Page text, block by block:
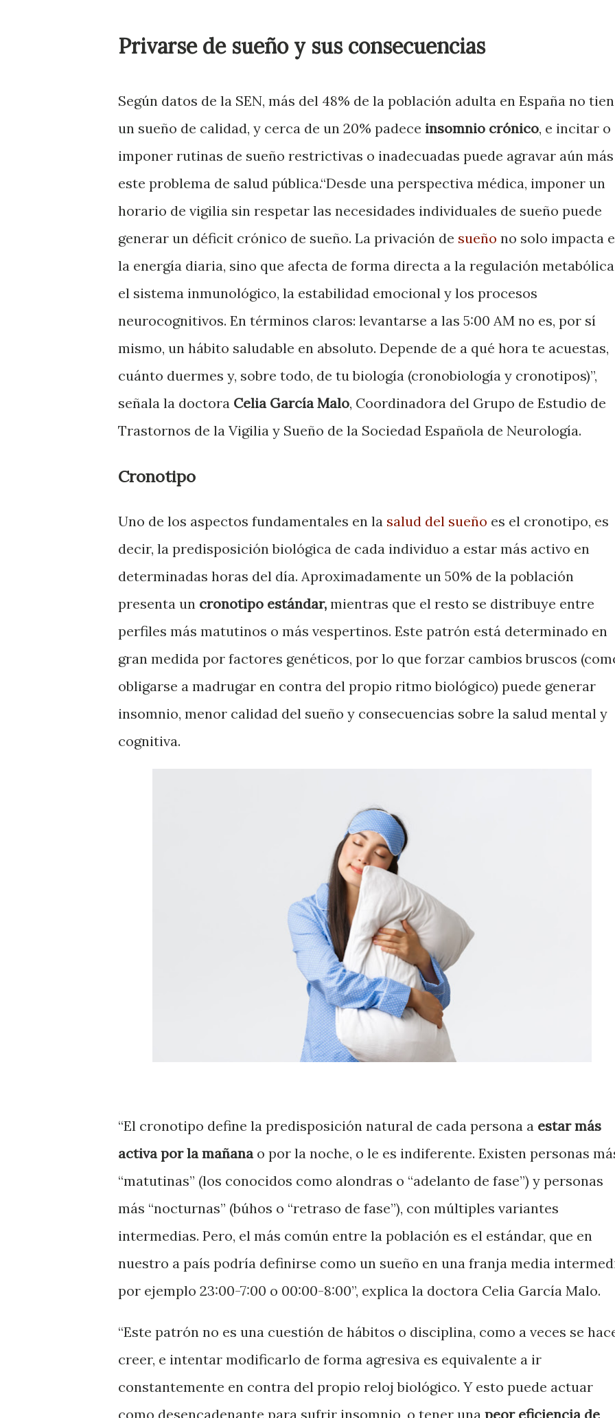
Privarse de sueño y sus consecuencias
Según datos de la SEN, más del 48% de la población adulta en España no
un sueño de calidad, y cerca de un 20% padece insomnio crónico, e incitar o
imponer rutinas de sueño restrictivas o inadecuadas puede agravar aún más
este problema de salud pública.“Desde una perspectiva médica, imponer un
horario de vigilia sin respetar las necesidades individuales de sueño puede
generar un déficit crónico de sueño. La privación de sueño no solo impacta
la energía diaria, sino que afecta de forma directa a la regulación
el sistema inmunológico, la estabilidad emocional y los procesos
neurocognitivos. En términos claros: levantarse a las 5:00 AM no es, por sí
mismo, un hábito saludable en absoluto. Depende de a qué hora te acuestas,
cuánto duermes y, sobre todo, de tu biología (cronobiología y cronotipos)”,
señala la doctora Celia García Malo, Coordinadora del Grupo de Estudio de
Trastornos de la Vigilia y Sueño de la Sociedad Española de Neurología.
Cronotipo
Uno de los aspectos fundamentales en la salud del sueño es el cronotipo, es
decir, la predisposición biológica de cada individuo a estar más activo en
determinadas horas del día. Aproximadamente un 50% de la población
presenta un cronotipo estándar, mientras que el resto se distribuye entre
perfiles más matutinos o más vespertinos. Este patrón está determinado en
gran medida por factores genéticos, por lo que forzar cambios bruscos
obligarse a madrugar en contra del propio ritmo biológico) puede generar
insomnio, menor calidad del sueño y consecuencias sobre la salud mental y
cognitiva.
“El cronotipo define la predisposición natural de cada persona a estar más
activa por la mañana o por la noche, o le es indiferente. Existen personas
“matutinas” (los conocidos como alondras o “adelanto de fase”) y personas
más “nocturnas” (búhos o “retraso de fase”), con múltiples variantes
intermedias. Pero, el más común entre la población es el estándar, que en
nuestro a país podría definirse como un sueño en una franja media
por ejemplo 23:00-7:00 o 00:00-8:00”, explica la doctora Celia García Malo.
“Este patrón no es una cuestión de hábitos o disciplina, como a veces se
creer, e intentar modificarlo de forma agresiva es equivalente a ir
constantemente en contra del propio reloj biológico. Y esto puede actuar
como desencadenante para sufrir insomnio, o tener una peor eficiencia de